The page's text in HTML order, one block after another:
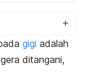
gigi adalah
ditangani,